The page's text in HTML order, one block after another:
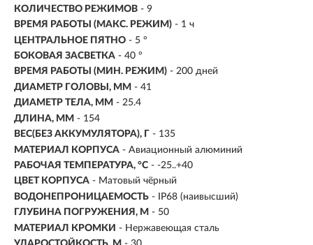
КОЛИЧЕСТВО РЕЖИМОВ - 9
ВРЕМЯ РАБОТЫ (МАКС. РЕЖИМ) - 1 ч
ЦЕНТРАЛЬНОЕ ПЯТНО - 5 °
БОКОВАЯ ЗАСВЕТКА - 40 °
ВРЕМЯ РАБОТЫ (МИН. РЕЖИМ) - 200 дней
ДИАМЕТР ГОЛОВЫ, ММ - 41
ДИАМЕТР ТЕЛА, ММ - 25.4
ДЛИНА, ММ - 154
ВЕС(БЕЗ АККУМУЛЯТОРА), Г - 135
МАТЕРИАЛ КОРПУСА - Авиационный алюминий
РАБОЧАЯ ТЕМПЕРАТУРА, °C - -25..+40
ЦВЕТ КОРПУСА - Матовый чёрный
ВОДОНЕПРОНИЦАЕМОСТЬ - IP68 (наивысший)
ГЛУБИНА ПОГРУЖЕНИЯ, М - 50
МАТЕРИАЛ КРОМКИ - Нержавеющая сталь